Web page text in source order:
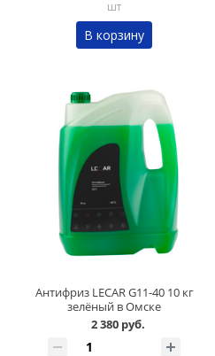
шт
В корзину
Антифриз LECAR G11-40 10 кг
зелёный в Омске
2 380 руб.